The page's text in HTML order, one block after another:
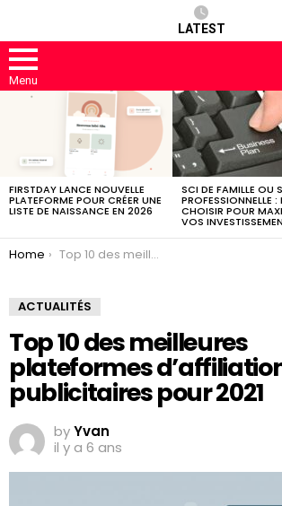
LATEST
Menu
FIRSTDAY LANCE NOUVELLE
PLATEFORME POUR CRÉER UNE
LISTE DE NAISSANCE EN 2026
SCI DE FAMILLE OU
PROFESSIONNELLE :
CHOISIR POUR
VOS
You are here:
Home Top 10 des meilleures plateformes d’affiliation et régies publicitaires pour 2021
ACTUALITÉS
Top 10 des meilleures
plateformes
publicitaires pour 2021
byYvan
il y a 6 ans